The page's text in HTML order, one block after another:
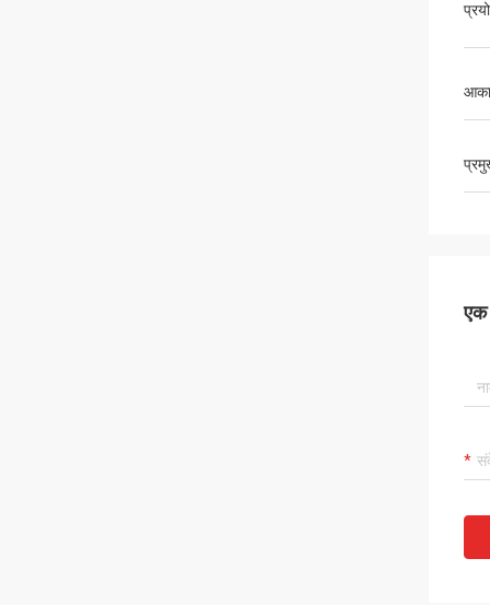
एक